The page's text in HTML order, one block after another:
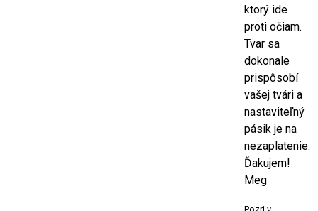
ktorý ide
proti očiam.
Tvar sa
dokonale
prispôsobí
vašej tvári a
nastaviteľný
pásik je na
nezaplatenie.
Ďakujem!
Meg